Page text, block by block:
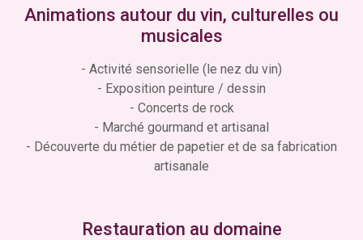
Animations autour du vin, culturelles ou
musicales
- Activité sensorielle (le nez du vin)
- Exposition peinture / dessin
- Concerts de rock
- Marché gourmand et artisanal
- Découverte du métier de papetier et de sa fabrication
artisanale
Restauration au domaine